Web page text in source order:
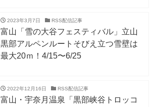
2023年3月7日 RSS配信記事
富山「雪の大谷フェスティバル」立山
黒部アルペンルートそびえ立つ雪壁は
最大20ｍ！4/15〜6/25
2022年12月16日 RSS配信記事
富山・宇奈月温泉「黒部峡谷トロッコ